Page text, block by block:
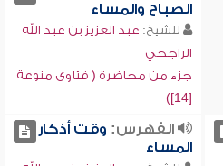
الصباح والمساء
للشيخ: عبد العزيز بن عبد الله
الراجحي
جزء من محاضرة ( فتاوى منوعة
[14])
الفهرس: وقت أذكار
المساء